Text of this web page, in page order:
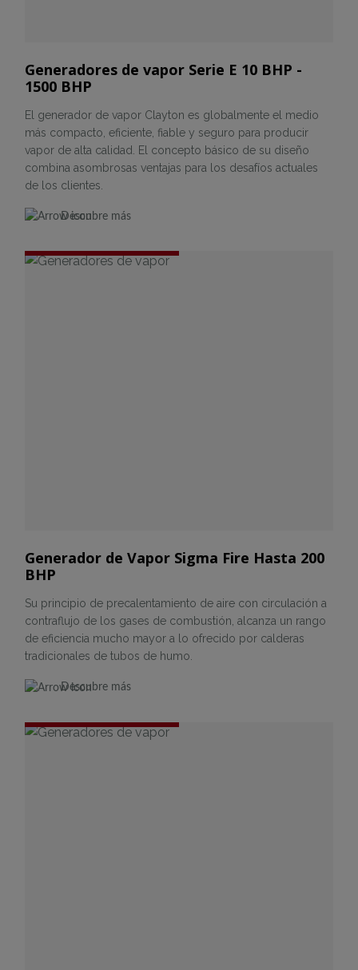
Generadores de vapor Serie E 10 BHP -
1500 BHP
El generador de vapor Clayton es globalmente el medio
más compacto, eficiente, fiable y seguro para producir
vapor de alta calidad. El concepto básico de su diseño
combina asombrosas ventajas para los desafíos actuales
de los clientes.
Descubre más
Generador de Vapor Sigma Fire Hasta 200
BHP
Su principio de precalentamiento de aire con circulación a
contraflujo de los gases de combustión, alcanza un rango
de eficiencia mucho mayor a lo ofrecido por calderas
tradicionales de tubos de humo.
Descubre más